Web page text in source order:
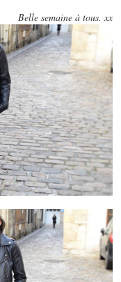
Belle semaine à tous. xx